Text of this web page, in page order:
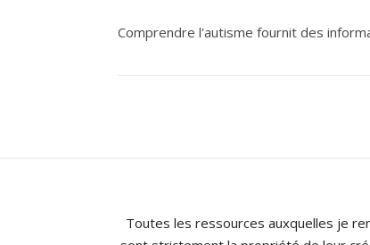
Comprendre l'autisme fournit des
Toutes les ressources auxquelles je